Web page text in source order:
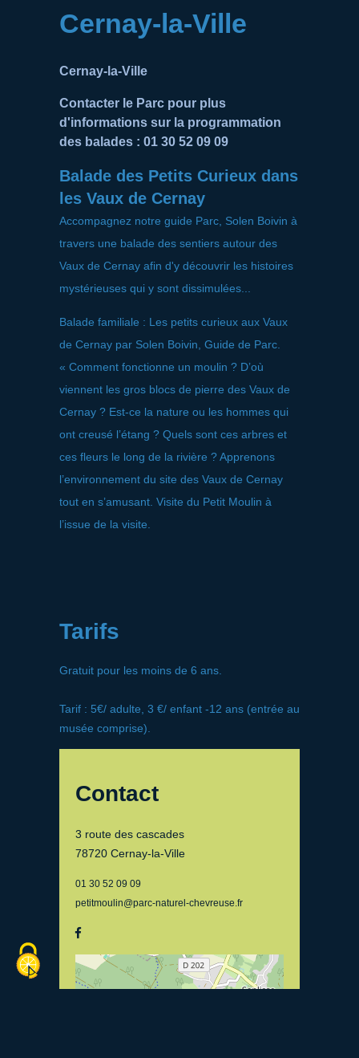
Cernay-la-Ville
Cernay-la-Ville
Contacter le Parc pour plus
d'informations sur la programmation
des balades : 01 30 52 09 09
Balade des Petits Curieux dans
les Vaux de Cernay
Accompagnez notre guide Parc, Solen Boivin à
travers une balade des sentiers autour des
Vaux de Cernay afin d'y découvrir les histoires
mystérieuses qui y sont dissimulées...
Balade familiale : Les petits curieux aux Vaux
de Cernay par Solen Boivin, Guide de Parc.
« Comment fonctionne un moulin ? D’où
viennent les gros blocs de pierre des Vaux de
Cernay ? Est-ce la nature ou les hommes qui
ont creusé l’étang ? Quels sont ces arbres et
ces fleurs le long de la rivière ? Apprenons
l’environnement du site des Vaux de Cernay
tout en s’amusant. Visite du Petit Moulin à
l’issue de la visite.
Tarifs
Gratuit pour les moins de 6 ans.
Tarif : 5€/ adulte, 3 €/ enfant -12 ans (entrée au
musée comprise).
Contact
3 route des cascades
78720 Cernay-la-Ville
01 30 52 09 09
petitmoulin@parc-naturel-chevreuse.fr